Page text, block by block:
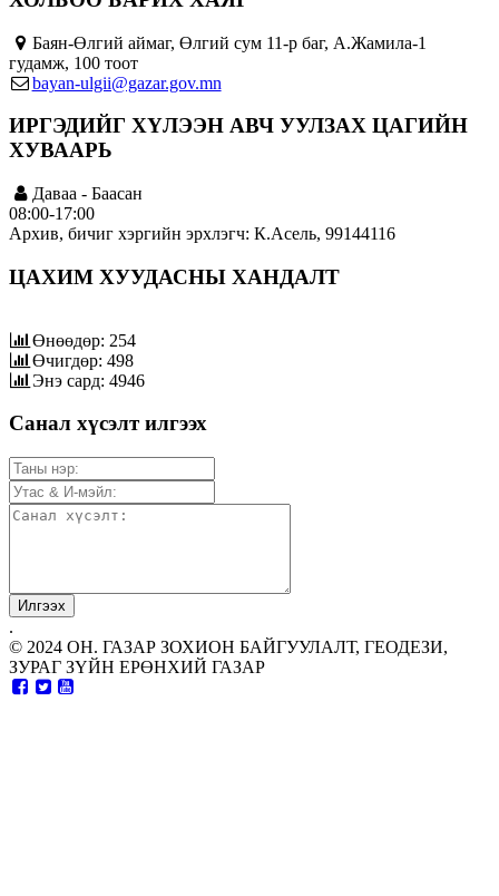
Баян-Өлгий аймаг, Өлгий сум 11-р баг, А.Жамила-1
гудамж, 100 тоот
bayan-ulgii@gazar.gov.mn
ИРГЭДИЙГ ХҮЛЭЭН АВЧ УУЛЗАХ ЦАГИЙН
ХУВААРЬ
Даваа - Баасан
08:00-17:00
Архив, бичиг хэргийн эрхлэгч: К.Асель, 99144116
ЦАХИМ ХУУДАСНЫ ХАНДАЛТ
Өнөөдөр: 254
Өчигдөр: 498
Энэ сард: 4946
Санал хүсэлт илгээх
.
© 2024 ОН. ГАЗАР ЗОХИОН БАЙГУУЛАЛТ, ГЕОДЕЗИ,
ЗУРАГ ЗҮЙН ЕРӨНХИЙ ГАЗАР